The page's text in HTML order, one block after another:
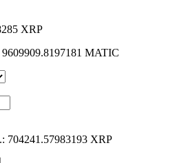
XRP
9609909.8197181 MATIC
704241.57983193 XRP